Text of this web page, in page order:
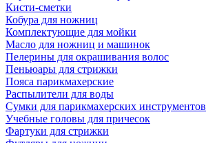
Кисти-сметки
Кобура для ножниц
Комплектующие для мойки
Масло для ножниц и машинок
Пелерины для окрашивания волос
Пеньюары для стрижки
Пояса парикмахерские
Распылители для воды
Сумки для парикмахерских инструментов
Учебные головы для причесок
Фартуки для стрижки